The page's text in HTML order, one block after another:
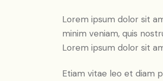
Lorem ipsum dolor sit
minim veniam, quis
Lorem ipsum dolor sit
Etiam vitae leo et diam